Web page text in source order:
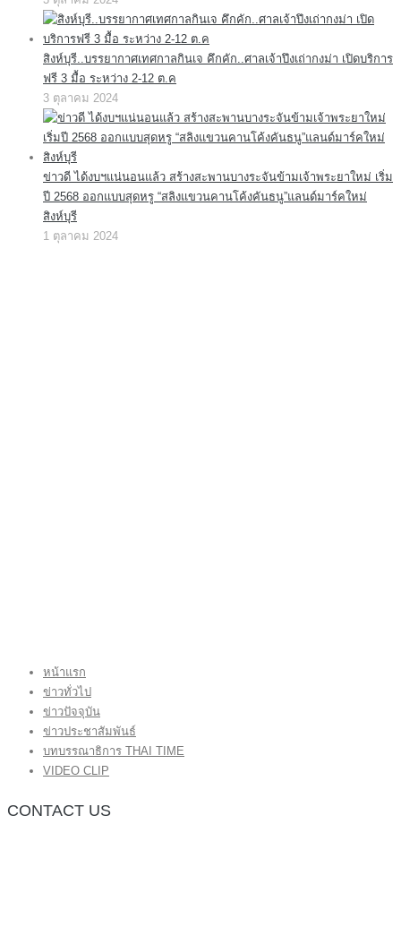
สิงห์บุรี..บรรยากาศเทศกาลกินเจ คึกคัก..ศาลเจ้าปึงเถ่ากงม่า เปิดบริการ
ฟรี 3 มื้อ ระหว่าง 2-12 ต.ค
3 ตุลาคม 2024
ข่าวดี ได้งบฯแน่นอนแล้ว สร้างสะพานบางระจันข้ามเจ้าพระยาใหม่ เริ่ม
ปี 2568 ออกแบบสุดหรู “สลิงแขวนคานโค้งคันธนู”แลนด์มาร์คใหม่
สิงห์บุรี
1 ตุลาคม 2024
หน้าแรก
ข่าวทั่วไป
ข่าวปัจจุบัน
ข่าวประชาสัมพันธ์
บทบรรณาธิการ THAI TIME
VIDEO CLIP
CONTACT US